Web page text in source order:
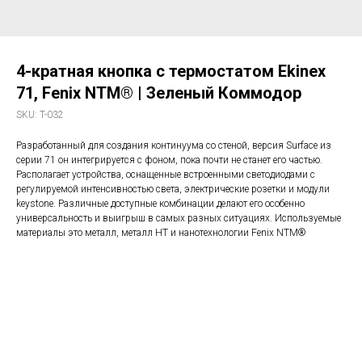
4-кратная кнопка с термостатом Ekinex
71, Fenix NTM® | Зеленый Коммодор
SKU: T-032
Разработанный для создания континуума со стеной, версия Surface из
серии 71 он интегрируется с фоном, пока почти не станет его частью.
Располагает устройства, оснащенные встроенными светодиодами с
регулируемой интенсивностью света, электрические розетки и модули
keystone. Различные доступные комбинации делают его особенно
универсальность и выигрыш в самых разных ситуациях. Используемые
материалы это металл, металл HT и нанотехнологии Fenix NTM®